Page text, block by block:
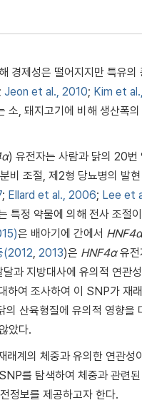
경제성은 떨어지지만 특유
; Jeon et al., 2010; Kim et
소, 돼지고기에 비해 생산폭
) 유전자는 사람과 닭의 20번
비 조절, 제2형 당뇨병의 발
; Ellard et al., 2006; Lee et
특정 약물에 의해 전사 조절
은 배아기에 간에서 HNF4α
(2012, 2013)은 HNF4α유전
과 지방대사에 유의적 연관
여 조사하여 이 SNP가 재
의 산육형질에 유의적 영향을
았다.
계의 체중과 유의한 연관성
를 탐색하여 체중과 관련된
정보를 제공하고자 한다.